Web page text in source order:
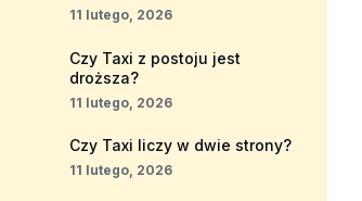
11 lutego, 2026
Czy Taxi z postoju jest
droższa?
11 lutego, 2026
Czy Taxi liczy w dwie strony?
11 lutego, 2026